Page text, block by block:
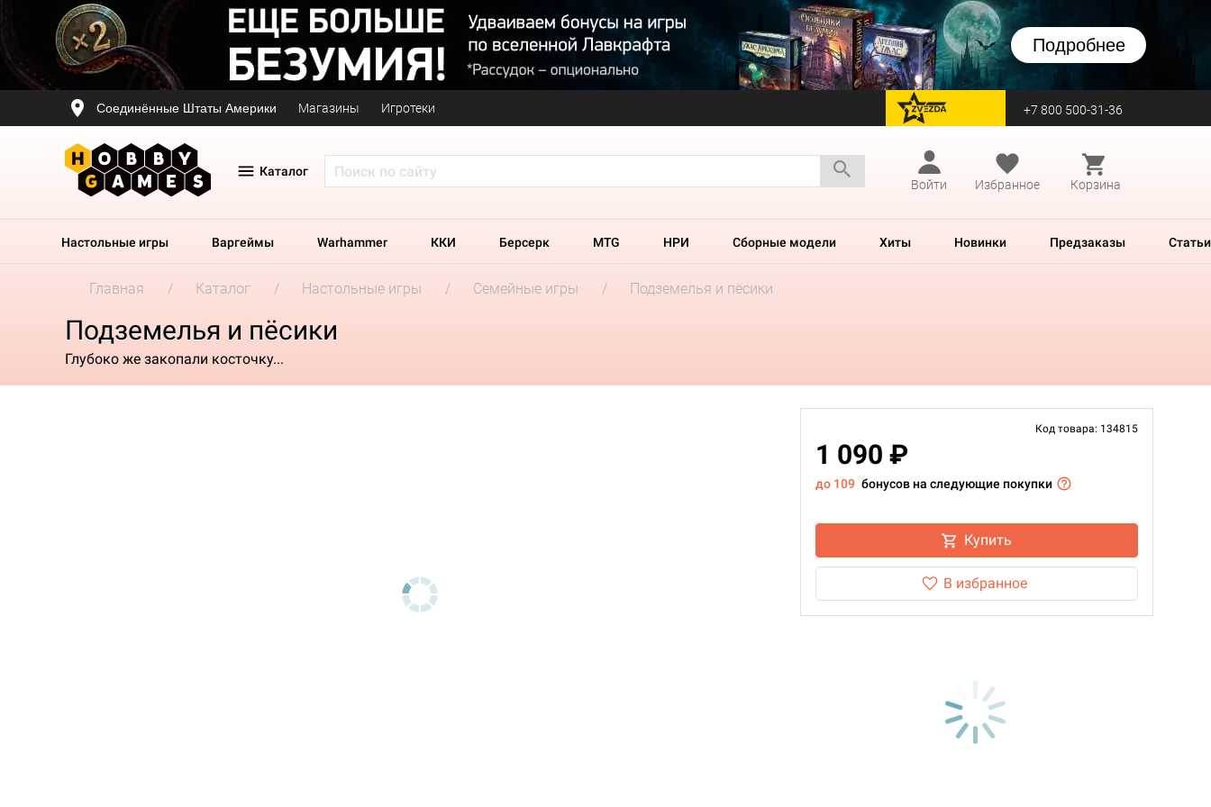
Подробнее
Соединённые Штаты Америки Магазины Игротеки перейти на Zvezda +7 800 500-31-36
Каталог
Войти
Избранное Корзина
Настольные игры Варгеймы Warhammer ККИ Берсерк MTG НРИ Сборные модели Хиты Новинки Предзаказы Статьи
Главная Каталог Настольные игры Семейные игры Подземелья и пёсики
Подземелья и пёсики
Глубоко же закопали косточку...
Код товара: 134815
1 090 ₽
до 109 бонусов на следующие покупки
Купить
В избранное